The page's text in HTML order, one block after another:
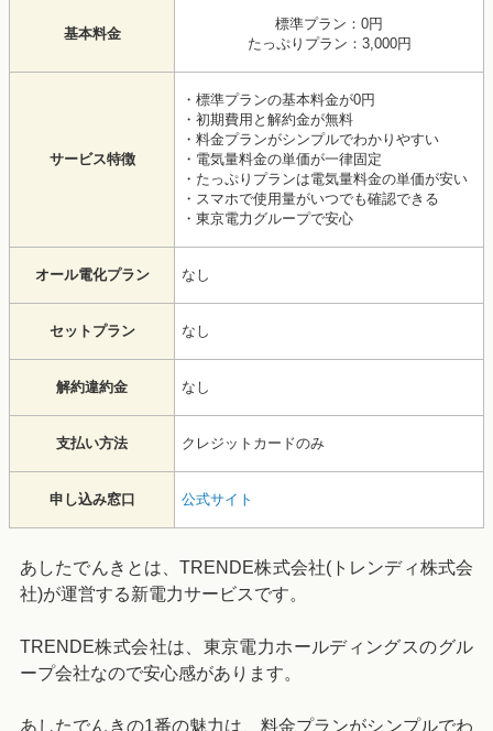
基本料金
標準プラン：0円
たっぷりプラン：3,000円
サービス特徴
・標準プランの基本料金が0円
・初期費用と解約金が無料
・料金プランがシンプルでわかりやすい
・電気量料金の単価が一律固定
・たっぷりプランは電気量料金の単価が安い
・スマホで使用量がいつでも確認できる
・東京電力グループで安心
オール電化プラン なし
セットプラン なし
解約違約金 なし
支払い方法 クレジットカードのみ
申し込み窓口 公式サイト
あしたでんきとは、TRENDE株式会社(トレンディ株式会
社)が運営する新電力サービスです。
TRENDE株式会社は、東京電力ホールディングスのグル
ープ会社なので安心感があります。
あしたでんきの1番の魅力は、料金プランがシンプルでわ